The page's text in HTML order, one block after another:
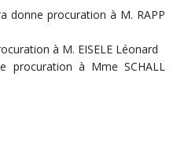
donne procuration à M. RAPP
à M. EISELE Léonard
procuration à Mme SCHALL